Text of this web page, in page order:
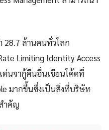
ล้านคนทั่วโลก
Limiting Identity Access
ด่นจากู้คืนอื่นเขียนโค้ดที่
มากขึ้นซึ่งเป็นสิ่งที่บริษัท
ำคัญ